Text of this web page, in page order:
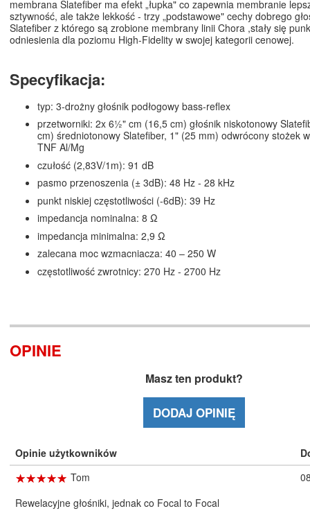
membrana Slatefiber ma efekt „łupka" co zapewnia membranie
sztywność, ale także lekkość - trzy „podstawowe" cechy dobrego
Slatefiber z którego są zrobione membrany linii Chora ,stały się
odniesienia dla poziomu High-Fidelity w swojej kategorii cenowej.
Specyfikacja:
typ: 3-drożny głośnik podłogowy bass-reflex
przetworniki: 2x 6½" cm (16,5 cm) głośnik niskotonowy
cm) średniotonowy Slatefiber, 1" (25 mm) odwrócony stożek
TNF Al/Mg
czułość (2,83V/1m): 91 dB
pasmo przenoszenia (± 3dB): 48 Hz - 28 kHz
punkt niskiej częstotliwości (-6dB): 39 Hz
impedancja nominalna: 8 Ω
impedancja minimalna: 2,9 Ω
zalecana moc wzmacniacza: 40 – 250 W
częstotliwość zwrotnicy: 270 Hz - 2700 Hz
OPINIE
Masz ten produkt?
DODAJ OPINIĘ
Opinie użytkowników
☆☆☆☆☆
★★★★★ Tom
Rewelacyjne głośniki, jednak co Focal to Focal